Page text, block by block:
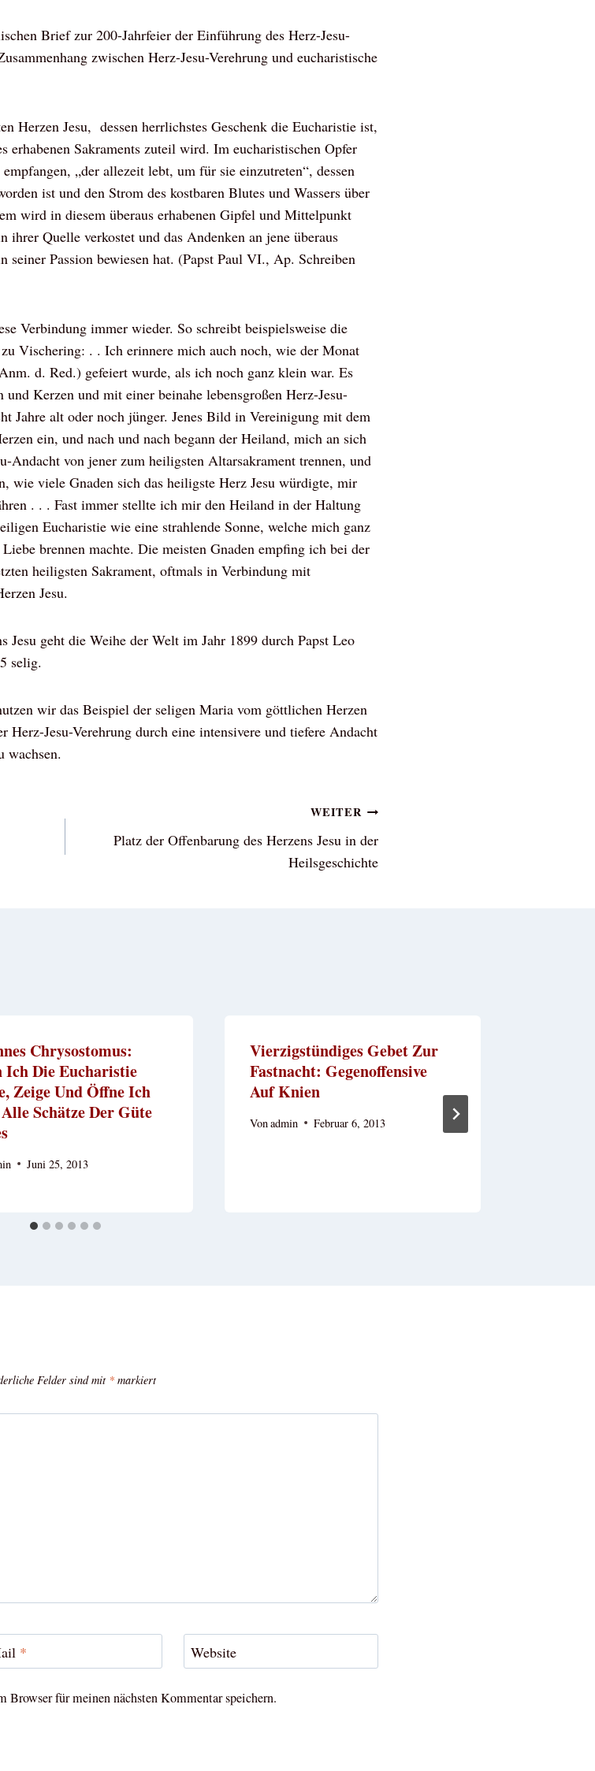
Brief zur 200-Jahrfeier der Einführung des Herz-Jesu-
zwischen Herz-Jesu-Verehrung und eucharistische
Herzen Jesu, dessen herrlichstes Geschenk die Eucharistie ist,
erhabenen Sakraments zuteil wird. Im eucharistischen Opfer
„der allezeit lebt, um für sie einzutreten“, dessen
ist und den Strom des kostbaren Blutes und Wassers über
wird in diesem überaus erhabenen Gipfel und Mittelpunkt
Quelle verkostet und das Andenken an jene überaus
seiner Passion bewiesen hat. (Papst Paul VI., Ap. Schreiben
Verbindung immer wieder. So schreibt beispielsweise die
Vischering: . . Ich erinnere mich auch noch, wie der Monat
d. Red.) gefeiert wurde, als ich noch ganz klein war. Es
Kerzen und mit einer beinahe lebensgroßen Herz-Jesu-
Jahre alt oder noch jünger. Jenes Bild in Vereinigung mit dem
ein, und nach und nach begann der Heiland, mich an sich
Andacht von jener zum heiligsten Altarsakrament trennen, und
wie viele Gnaden sich das heiligste Herz Jesu würdigte, mir
. . . Fast immer stellte ich mir den Heiland in der Haltung
Eucharistie wie eine strahlende Sonne, welche mich ganz
brennen machte. Die meisten Gnaden empfing ich bei der
heiligsten Sakrament, oftmals in Verbindung mit
Jesu.
Jesu geht die Weihe der Welt im Jahr 1899 durch Papst Leo
selig.
wir das Beispiel der seligen Maria vom göttlichen Herzen
Herz-Jesu-Verehrung durch eine intensivere und tiefere Andacht
wachsen.
WEITER
Platz der Offenbarung des Herzens Jesu in der
Heilsgeschichte
Chrysostomus:
Ich Die Eucharistie
Zeige Und Öffne Ich
Schätze Der Güte
Juni 25, 2013
Vierzigstündiges Gebet Zur
Fastnacht: Gegenoffensive
Auf Knien
Vonadmin Februar 6, 2013
Felder sind mit * markiert
* Website
für meinen nächsten Kommentar speichern.